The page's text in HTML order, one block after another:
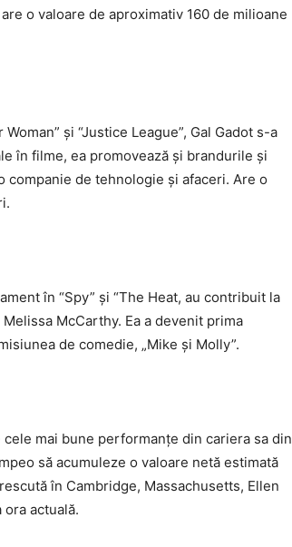
o valoare de aproximativ 160 de milioane
și “Justice League”, Gal Gadot s-a
în filme, ea promovează și brandurile și
companie de tehnologie și afaceri. Are o
în “Spy” și “The Heat, au contribuit la
McCarthy. Ea a devenit prima
de comedie, „Mike și Molly”.
mai bune performanțe din cariera sa din
să acumuleze o valoare netă estimată
în Cambridge, Massachusetts, Ellen
actuală.